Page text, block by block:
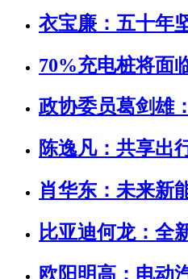
衣宝廉：五十年
70%充电桩将面
政协委员葛剑雄
陈逸凡：共享出
肖华东：未来新
比亚迪何龙：全
欧阳明高：电动